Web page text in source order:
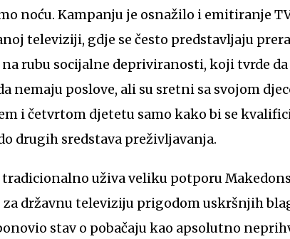
noću. Kampanju je osnažilo i emitiranje
televiziji, gdje se često predstavljaju
rubu socijalne depriviranosti, koji tvrde
nemaju poslove, ali su sretni sa svojom
i četvrtom djetetu samo kako bi se
drugih sredstava preživljavanja.
uživa veliku potporu
za državnu televiziju prigodom uskršnjih
stav o pobačaju kao apsolutno